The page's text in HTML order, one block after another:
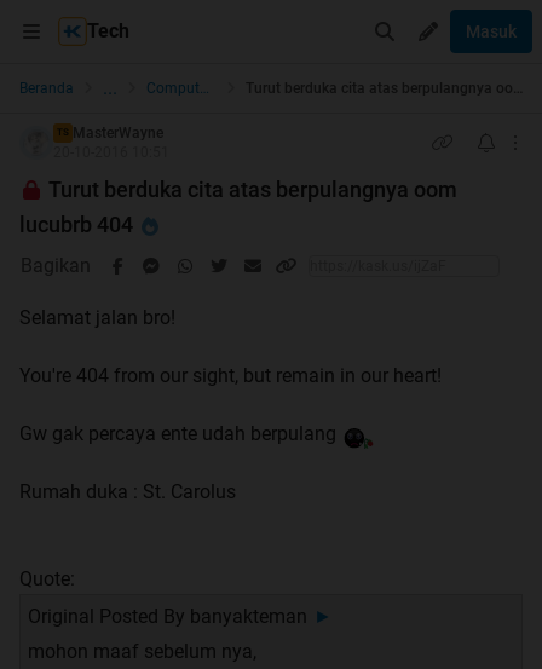
Tech Masuk
Beranda ... Computer Stuff
TS
MasterWayne
Turut berduka cita atas berpulangnya oom
lucubrb 404
Bagikan
Selamat jalan bro!
You're 404 from our sight, but remain in our heart!
Gw gak percaya ente udah berpulang
Rumah duka : St. Carolus
Quote:
Original Posted By banyakteman ►
mohon maaf sebelum nya,